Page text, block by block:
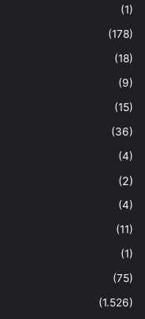
(1)
(178)
(18)
(9)
(15)
(36)
(4)
(2)
(4)
(11)
(1)
(75)
(1.526)